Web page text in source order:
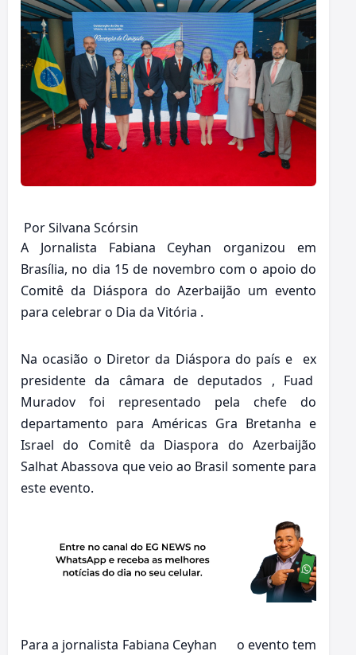
Por Silvana Scórsin
A Jornalista Fabiana Ceyhan organizou em
Brasília, no dia 15 de novembro com o apoio do
Comitê da Diáspora do Azerbaijão um evento
para celebrar o Dia da Vitória .
Na ocasião o Diretor da Diáspora do país e ex
presidente da câmara de deputados , Fuad
Muradov foi representado pela chefe do
departamento para Américas Gra Bretanha e
Israel do Comitê da Diaspora do Azerbaijão
Salhat Abassova que veio ao Brasil somente para
este evento.
Para a jornalista Fabiana Ceyhan o evento tem